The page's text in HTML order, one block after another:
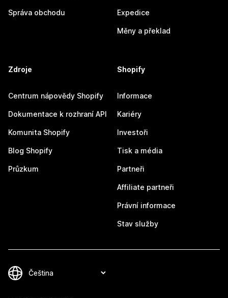
Správa obchodu Expedice
Měny a překlad
Zdroje
Centrum nápovědy Shopify
Dokumentace k rozhraní API
Komunita Shopify
Blog Shopify
Průzkum
Shopify
Informace
Kariéry
Investoři
Tisk a média
Partneři
Affiliate partneři
Právní informace
Stav služby